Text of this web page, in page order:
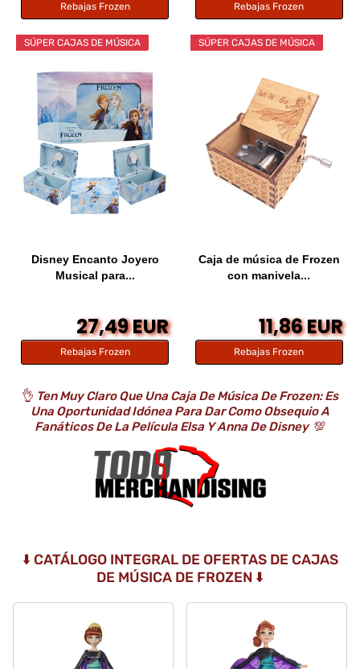
Rebajas Frozen Rebajas Frozen
SÚPER CAJAS DE MÚSICA
Disney Encanto Joyero
Musical para...
27,49 EUR
Rebajas Frozen
SÚPER CAJAS DE MÚSICA
Caja de música de Frozen
con manivela...
11,86 EUR
Rebajas Frozen
👌 Ten Muy Claro Que Una Caja De Música De Frozen: Es
Una Oportunidad Idónea Para Dar Como Obsequio A
Fanáticos De La Película Elsa Y Anna De Disney 💯
⬇️ CATÁLOGO INTEGRAL DE OFERTAS DE CAJAS
DE MÚSICA DE FROZEN ⬇️